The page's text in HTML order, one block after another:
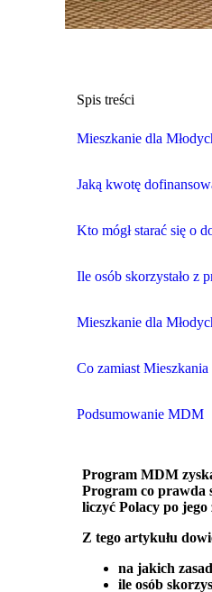
Spis treści
Mieszkanie dla
Jaką kwotę
Kto mógł starać się o
Ile osób skorzystało z
Mieszkanie dla
Co zamiast Mieszkania
Podsumowanie MDM
Program MDM
Program co prawda
liczyć Polacy po jego
Z tego artykułu
na jakich
ile osób